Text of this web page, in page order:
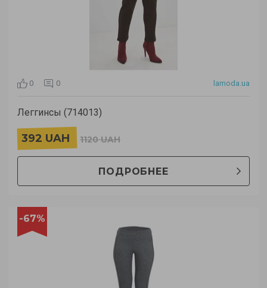
0 0 lamoda.ua
Леггинсы (714013)
392 UAH 1120 UAH
ПОДРОБНЕЕ
-67%